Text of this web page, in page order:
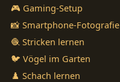
🎮 Gaming-Setup
📸 Smartphone-Fotografie
🧶 Stricken lernen
🐦 Vögel im Garten
♟️ Schach lernen